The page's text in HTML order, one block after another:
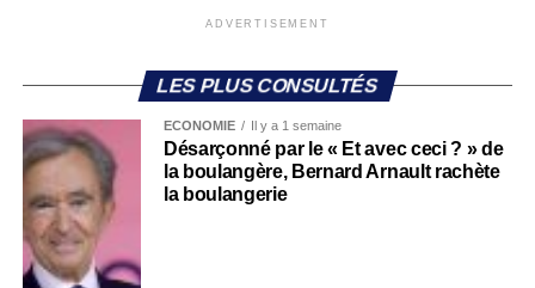
ADVERTISEMENT
LES PLUS CONSULTÉS
ECONOMIE Il y a 1 semaine
Désarçonné par le « Et avec ceci ? » de
la boulangère, Bernard Arnault rachète
la boulangerie